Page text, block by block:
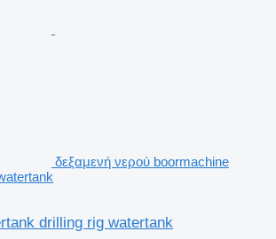
δεξαμενή νερού boormachine
drilling rig watertank